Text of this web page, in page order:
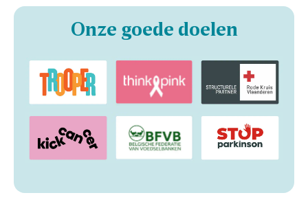
Onze goede doelen